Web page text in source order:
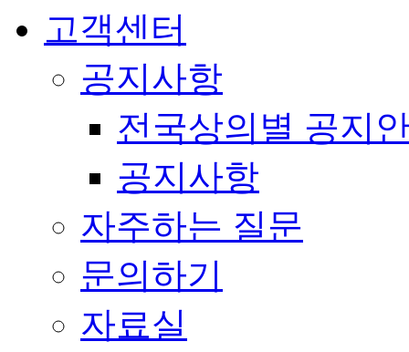
고객센터
공지사항
전국상의별 공지
공지사항
자주하는 질문
문의하기
자료실